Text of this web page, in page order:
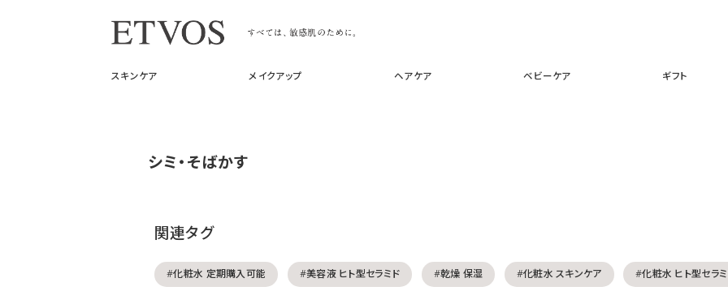
スキンケア メイクアップ ヘアケア ベビーケア ギフト
シミ・そばかす
関連タグ
#化粧水 定期購入可能 #美容液 ヒト型セラミド #乾燥 保湿 #化粧水 スキンケア #化粧水 ヒト型セラミ